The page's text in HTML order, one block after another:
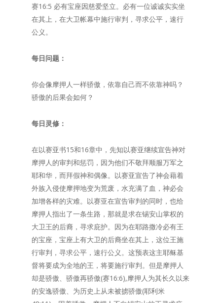
赛16:5 必有宝座因慈爱坚立。必有一位诚诚实实坐
在其上，在大卫帐幕中施行审判，寻求公平，速行
公义。
每日问题：
你会像摩押人一样骄傲，依靠自己而不依靠神吗？
骄傲的后果会如何？
每日灵修：
在以赛亚书15和16章中，先知以赛亚继续宣告神对
摩押人的审判和惩罚，因为他们不敬拜顺服万军之
耶和华，而拜假神和偶像。以赛亚宣告了神会藉着
外族入侵使摩押地变为荒废，水充满了血，神必会
加增各样的灾难。以赛亚在宣告审判的同时，也给
摩押人指出了一条生路，那就是求在锡安山掌权的
大卫王的后裔，寻求庇护。因为在耶路撒冷必有王
的宝座，宝座上有大卫的后裔坐在其上，这位王施
行审判，寻求公平，速行公义。这预表这主耶稣基
督将要成为全地的王，将要施行审判。但是摩押人
却是骄傲、骄傲再骄傲(赛16:6),摩押人为其长久以来
的安逸骄傲、为历史上从未被掳骄傲(耶利米